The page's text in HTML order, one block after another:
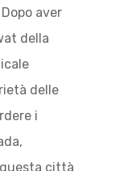
aver
della
delle
i
città